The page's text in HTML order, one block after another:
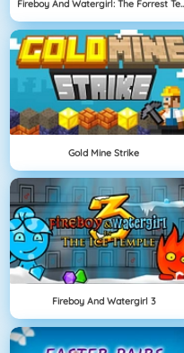
Fireboy And
Gold Mine Strike
Fireboy And Watergirl 3